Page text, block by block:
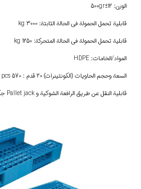
الوزن: 12±500gr
قابلية تحمل الحمولة في الحالة الثابتة: 3000 kg
قابلية تحمل الحمولة في الحالة المتحركة: 1250 kg
المواد/الخامات: HDPE
السعة وحجم الحاويات (الكونتينرات) 20 قدم : 570 pcs
قابلية النقل عن طريق الرافعة الشوكية و Pallet jack جك باليت (بليت جك/جاك البليت